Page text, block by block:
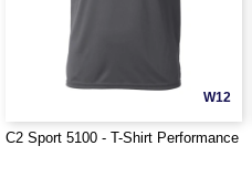
W12
C2 Sport 5100 - T-Shirt Performance